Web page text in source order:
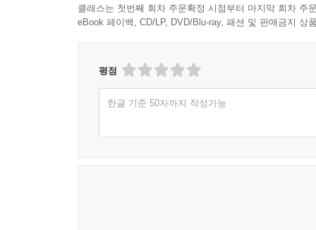
클래스는 첫번째 회차 주문확정 시점부터 마지막 회차 주
eBook 페이백, CD/LP, DVD/Blu-ray, 패션 및 판매금지 상
평점
한글 기준 50자까지 작성가능